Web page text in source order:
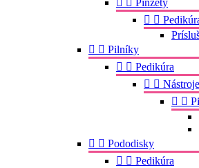
  Pinzety
 
  Pilníky
  Pedikúra
 
 
  Pododisky
  Pedikúra